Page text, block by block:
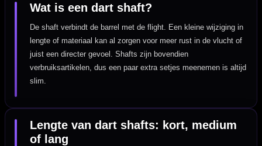
Wat is een dart shaft?
De shaft verbindt de barrel met de flight. Een kleine wijziging in
lengte of materiaal kan al zorgen voor meer rust in de vlucht of
juist een directer gevoel. Shafts zijn bovendien
verbruiksartikelen, dus een paar extra setjes meenemen is altijd
slim.
Lengte van dart shafts: kort, medium
of lang